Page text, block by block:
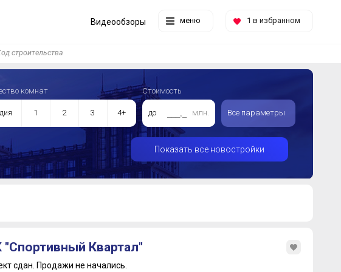
меню 1 в избранном
Видеообзоры
строительства
комнат
1 2 3 4+
Стоимость
до млн. Все параметры
Показать все новостройки
Квартал"
сдан. Продажи не начались.